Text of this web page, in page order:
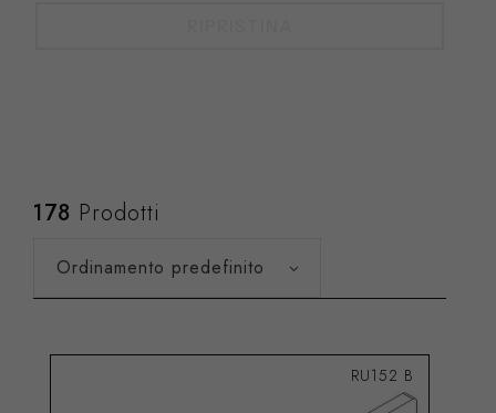
178 Prodotti
Ordinamento predefinito
RU152 B